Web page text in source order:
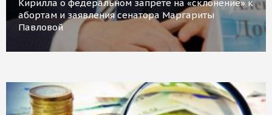
Кирилла о федеральном запрете на «склонение» к
абортам и заявления сенатора Маргариты
Павловой